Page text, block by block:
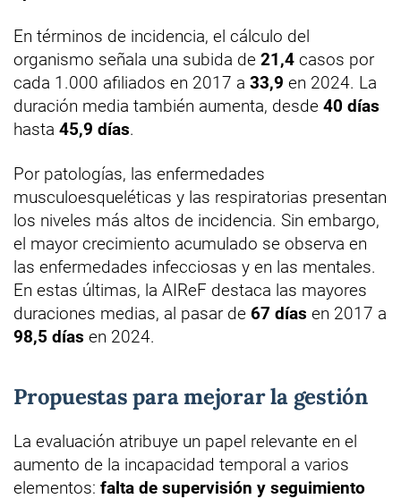
En términos de incidencia, el cálculo del
organismo señala una subida de 21,4 casos por
cada 1.000 afiliados en 2017 a 33,9 en 2024. La
duración media también aumenta, desde 40 días
hasta 45,9 días.
Por patologías, las enfermedades
musculoesqueléticas y las respiratorias presentan
los niveles más altos de incidencia. Sin embargo,
el mayor crecimiento acumulado se observa en
las enfermedades infecciosas y en las mentales.
En estas últimas, la AIReF destaca las mayores
duraciones medias, al pasar de 67 días en 2017 a
98,5 días en 2024.
Propuestas para mejorar la gestión
La evaluación atribuye un papel relevante en el
aumento de la incapacidad temporal a varios
elementos: falta de supervisión y seguimiento